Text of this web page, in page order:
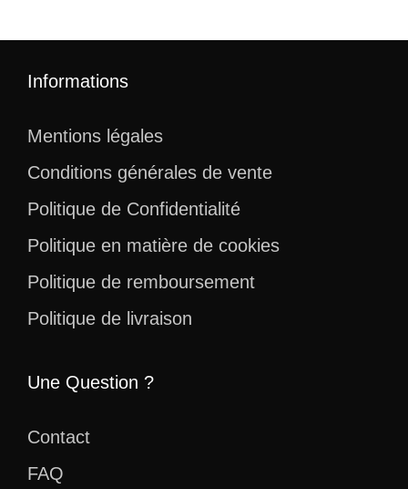
Informations
Mentions légales
Conditions générales de vente
Politique de Confidentialité
Politique en matière de cookies
Politique de remboursement
Politique de livraison
Une Question ?
Contact
FAQ